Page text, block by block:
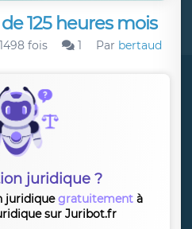
125 heures mois
fois 1 Par bertaud
juridique ?
juridiquegratuitement à
sur Juribot.fr